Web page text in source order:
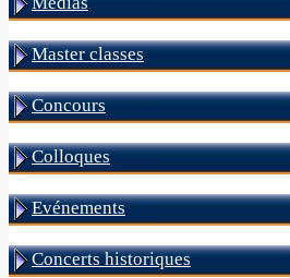
Master classes
Concours
Colloques
Evénements
Concerts historiques